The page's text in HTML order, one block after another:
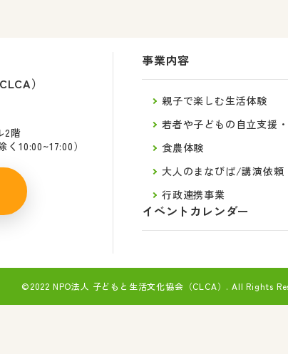
）
2階
く10:00~17:00）
事業内容
親子で楽しむ生活体験
若者や子どもの自立支援
食農体験
大人のまなびば/講演依頼
行政連携事業
イベントカレンダー
©2022 NPO法人 子どもと生活文化協会（CLCA）. All Rights